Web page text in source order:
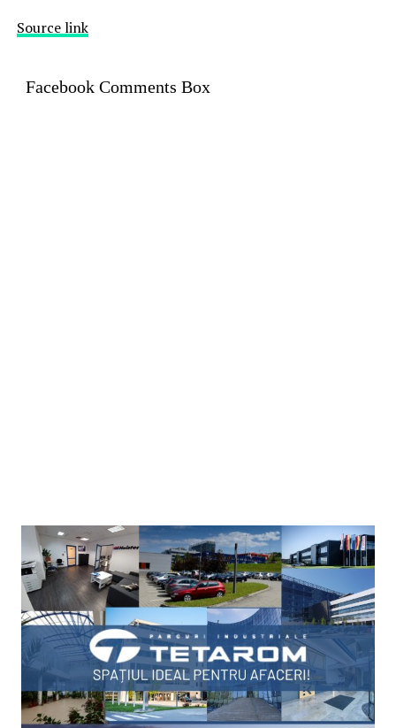
Source link
Facebook Comments Box